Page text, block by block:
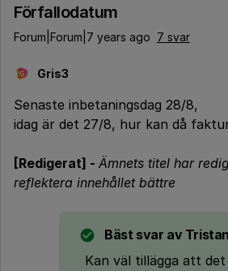
Förfallodatum
Forum|Forum|7 years ago 7 svar
G Gris3
Senaste inbetaningsdag 28/8,
idag är det 27/8, hur kan då
[Redigerat] - Ämnets titel har
reflektera innehållet bättre
Bäst svar av Tristan
Kan väl tillägga att